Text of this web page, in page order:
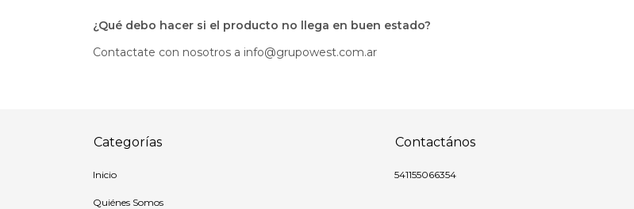
¿Qué debo hacer si el producto no llega en buen estado?
Contactate con nosotros a info@grupowest.com.ar
Categorías
Inicio
Quiénes Somos
Contactános
541155066354